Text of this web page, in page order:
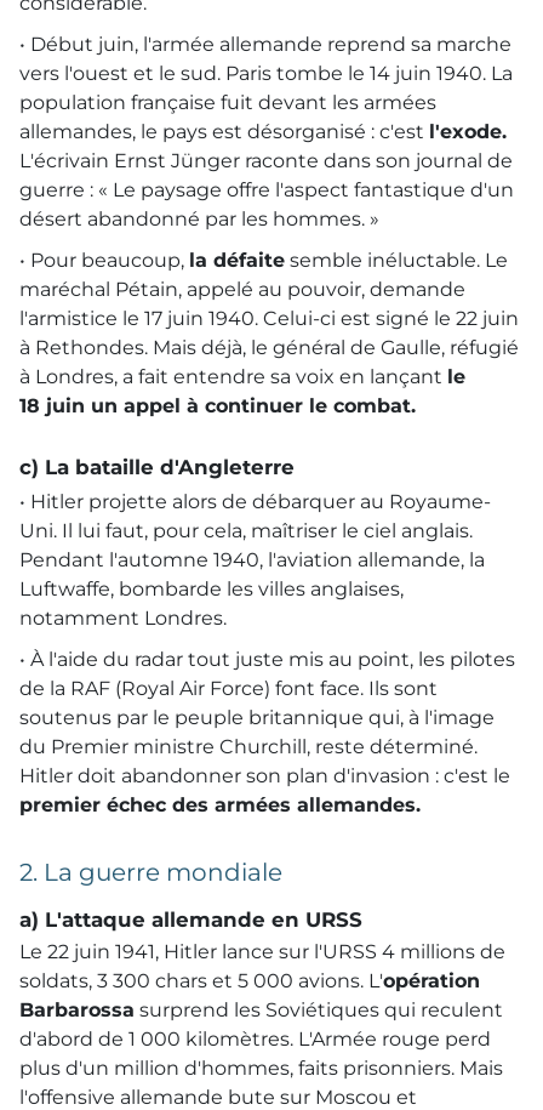
• Début juin, l'armée allemande reprend sa marche
vers l'ouest et le sud. Paris tombe le 14 juin 1940. La
population française fuit devant les armées
allemandes, le pays est désorganisé : c'est l'exode.
L'écrivain Ernst Jünger raconte dans son journal de
guerre : « Le paysage offre l'aspect fantastique d'un
désert abandonné par les hommes. »
• Pour beaucoup, la défaite semble inéluctable. Le
maréchal Pétain, appelé au pouvoir, demande
l'armistice le 17 juin 1940. Celui-ci est signé le 22 juin
à Rethondes. Mais déjà, le général de Gaulle, réfugié
à Londres, a fait entendre sa voix en lançant le
18 juin un appel à continuer le combat.
c) La bataille d'Angleterre
• Hitler projette alors de débarquer au Royaume-
Uni. Il lui faut, pour cela, maîtriser le ciel anglais.
Pendant l'automne 1940, l'aviation allemande, la
Luftwaffe, bombarde les villes anglaises,
notamment Londres.
• À l'aide du radar tout juste mis au point, les pilotes
de la RAF (Royal Air Force) font face. Ils sont
soutenus par le peuple britannique qui, à l'image
du Premier ministre Churchill, reste déterminé.
Hitler doit abandonner son plan d'invasion : c'est le
premier échec des armées allemandes.
2. La guerre mondiale
a) L'attaque allemande en URSS
Le 22 juin 1941, Hitler lance sur l'URSS 4 millions de
soldats, 3 300 chars et 5 000 avions. L'opération
Barbarossa surprend les Soviétiques qui reculent
d'abord de 1 000 kilomètres. L'Armée rouge perd
plus d'un million d'hommes, faits prisonniers. Mais
l'offensive allemande bute sur Moscou et